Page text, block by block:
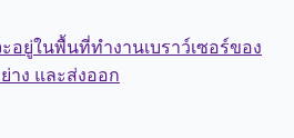
ยู่ในพื้นที่ทำงานเบราว์เซอร์ของ
ง และส่งออก